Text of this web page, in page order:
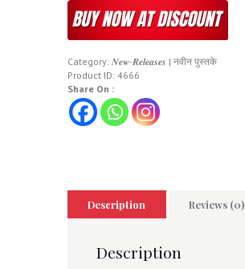
Category: 𝑵𝒆𝒘-𝑹𝒆𝒍𝒆𝒂𝒔𝒆𝒔 | नवीन पुस्तके
Product ID: 4666
Share On :
Description Reviews (0)
Description